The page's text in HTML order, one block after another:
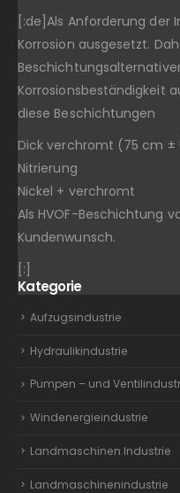
[:de]Als Anforderung der
Korrosion ausgesetzt.
Korrosionsbeständigkeit
diese Beschichtungen
Dick verchromt (75 cm ±
Nitrierung
Nickel + verchromt
Als HVOF-Beschichtung
Kundenwunsch.
[:]
Kategorie
Aufzugsindustrie
Hydraulikindustrie
Pumpen – und
Windenergieindustrie
Landmaschinen Industrie
Landmaschinenindustrie